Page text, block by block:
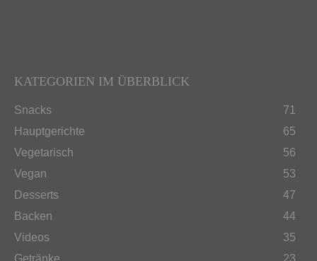
KATEGORIEN IM ÜBERBLICK
Snacks
71
Hauptgerichte
65
Vegetarisch
56
Vegan
53
Desserts
47
Backen
44
Videos
35
Getränke
23